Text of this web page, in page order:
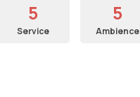
5
Service
5
Ambience